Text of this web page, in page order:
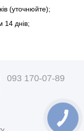
(уточнюйте);
14 днів;
093 170-07-89